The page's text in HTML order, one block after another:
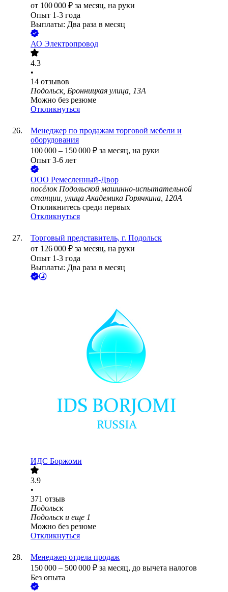
от 100 000 ₽ за месяц, на руки
Опыт 1-3 года
Выплаты: Два раза в месяц
АО Электропровод
4.3
•
14 отзывов
Подольск, Бронницкая улица, 13А
Можно без резюме
Откликнуться
Менеджер по продажам торговой мебели и
оборудования
100 000 – 150 000 ₽ за месяц, на руки
Опыт 3-6 лет
ООО Ремесленный-Двор
посёлок Подольской машинно-испытательной
станции, улица Академика Горячкина, 120А
Откликнитесь среди первых
Откликнуться
Торговый представитель, г. Подольск
от 126 000 ₽ за месяц, на руки
Опыт 1-3 года
Выплаты: Два раза в месяц
ИДС Боржоми
3.9
•
371 отзыв
Подольск
Подольск и еще 1
Можно без резюме
Откликнуться
Менеджер отдела продаж
150 000 – 500 000 ₽ за месяц, до вычета налогов
Без опыта